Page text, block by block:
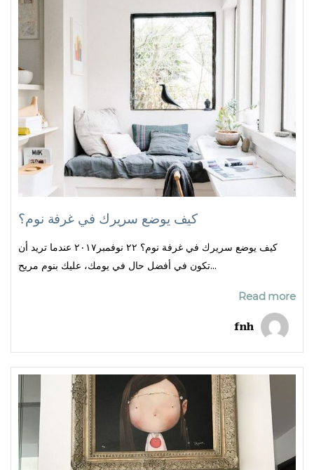
كيف يوضع سريرك في غرفة نوم؟
كيف يوضع سريرك في غرفة نوم؟ ٢٢ نوفمبر٢٠١٧ عندما تريد أن
تكون في أفضل حال في يومك، عليك بنوم مريح...
Read more
fnh